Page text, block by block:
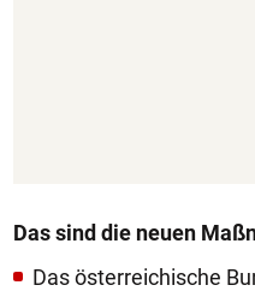
Das sind die neuen
Das österreichische